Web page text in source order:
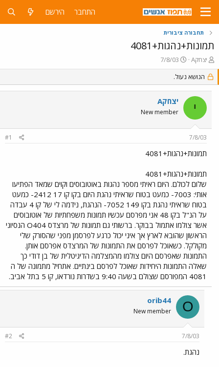
התחבר הירשם
תחבורה ציבורית
תמונות+נהגות+4081
פ
ו
ת
ח
נ
ו
א
יצחקA
פ
ו
ר
ס
ב
ת
ר
7/8/03
הנושא נעול.
י יצחקA
New member
7/8/03
#1
תמונות+נהגות+4081
תמונות+נהגות+4081
שלום לכולם. היום ראיתי מספר נהגות באוטובוסים וקוים שמאד הפתיעו
אותי: 7003- כמעט בטוח שראיתי נהגת היום בקו קו 17 2412- כמעט
בטוח שראיתי נהגת בקו 149 7052- הנהגת, נידמה לי של קו 4 עבדה
על הנ"ל בקו 48 אני מפרסם עכשיו תמונות משפחתיות של אוטובוסים
אשר צולמו אתמול בבוקר. ברשותי גם תמונות של מרצדס O404 הנסיוני
הראשון שהובא לארץ אך איני יכול כרגע לפרסמן מפני שהסורק שלי
מקולקל. כשאוכל לפרסם את התמונות של המרצדס אפרסם אותן.
התמונות שאפרסם היום צולמו מהמצלמה הדיגיטלית של בן דודי כך
שאלה התמונות היחידות שאוכל לפרסם בינתיים. אתחיל מתמונה של ה
4081 המפורסם שצולם בשעה 9:40 בשדרות נורדאו, קו 5 בתל אביב.
O
orib44
New member
7/8/03
#2
נהגת.